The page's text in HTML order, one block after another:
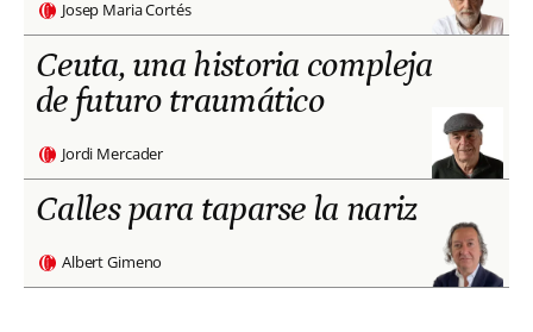
Josep Maria Cortés
Ceuta, una historia compleja
de futuro traumático
Jordi Mercader
Calles para taparse la nariz
Albert Gimeno